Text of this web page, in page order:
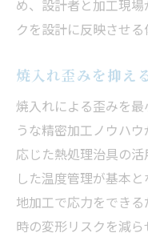
め、設計者と加工現
クを設計に反映させる
焼入れ歪みを抑え
焼入れによる歪みを
うな精密加工ノウハ
応じた熱処理治具の
した温度管理が基本
地加工で応力をでき
時の変形リスクを減ら